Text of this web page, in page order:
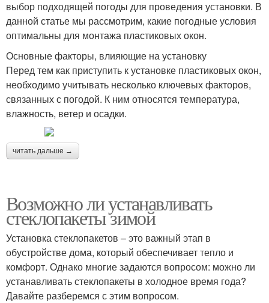
выбор подходящей погоды для проведения установки. В
данной статье мы рассмотрим, какие погодные условия
оптимальны для монтажа пластиковых окон.
Основные факторы, влияющие на установку
Перед тем как приступить к установке пластиковых окон,
необходимо учитывать несколько ключевых факторов,
связанных с погодой. К ним относятся температура,
влажность, ветер и осадки.
читать дальше →
Возможно ли устанавливать
стеклопакеты зимой
Установка стеклопакетов – это важный этап в
обустройстве дома, который обеспечивает тепло и
комфорт. Однако многие задаются вопросом: можно ли
устанавливать стеклопакеты в холодное время года?
Давайте разберемся с этим вопросом.